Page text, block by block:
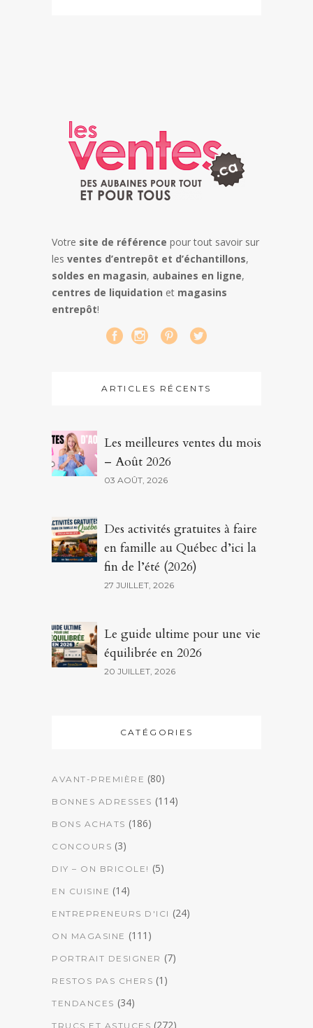
Votre site de référence pour tout savoir sur
les ventes d’entrepôt et d’échantillons,
soldes en magasin, aubaines en ligne,
centres de liquidation et magasins
entrepôt!
ARTICLES RÉCENTS
Les meilleures ventes du mois
– Août 2026
03 AOÛT, 2026
Des activités gratuites à faire
en famille au Québec d’ici la
fin de l’été (2026)
27 JUILLET, 2026
Le guide ultime pour une vie
équilibrée en 2026
20 JUILLET, 2026
CATÉGORIES
AVANT-PREMIÈRE (80)
BONNES ADRESSES (114)
BONS ACHATS (186)
CONCOURS (3)
DIY – ON BRICOLE! (5)
EN CUISINE (14)
ENTREPRENEURS D'ICI (24)
ON MAGASINE (111)
PORTRAIT DESIGNER (7)
RESTOS PAS CHERS (1)
TENDANCES (34)
TRUCS ET ASTUCES (272)